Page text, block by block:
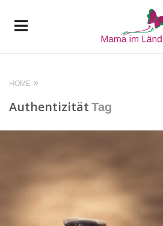
HOME
Authentizität Tag
READ MORE